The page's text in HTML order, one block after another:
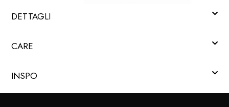
DETTAGLI
CARE
INSPO